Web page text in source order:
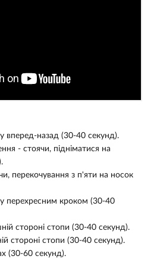
вперед-назад (30-40 секунд).
- стоячи, підніматися на
перекочування з п'яти на носок
перехресним кроком (30-40
стороні стопи (30-40 секунд).
стороні стопи (30-40 секунд).
(30-60 секунд).